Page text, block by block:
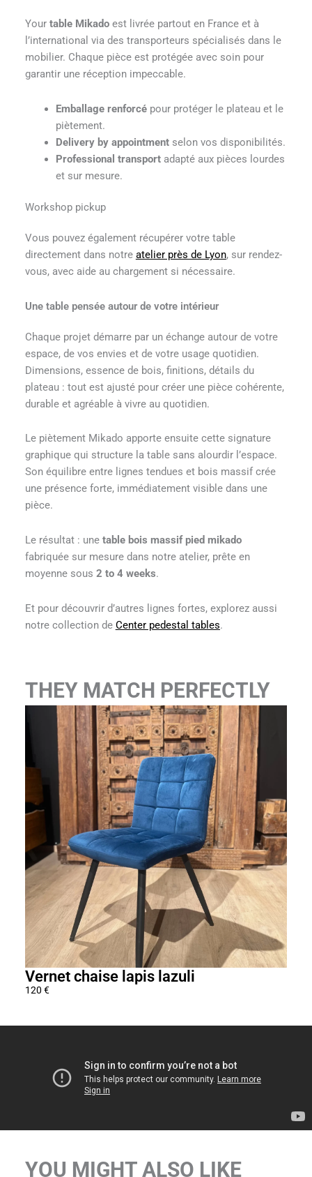
Your table Mikadoest livrée partout en France et à
l’international via des transporteurs spécialisés dans le
mobilier. Chaque pièce est protégée avec soin pour
garantir une réception impeccable.
Emballage renforcépour protéger le plateau et le
piètement.
Delivery by appointmentselon vos disponibilités.
Professional transportadapté aux pièces lourdes
et sur mesure.
Workshop pickup
Vous pouvez également récupérer votre table
directement dans notre atelier près de Lyon, sur rendez-
vous, avec aide au chargement si nécessaire.
Une table pensée autour de votre intérieur
Chaque projet démarre par un échange autour de votre
espace, de vos envies et de votre usage quotidien.
Dimensions, essence de bois, finitions, détails du
plateau : tout est ajusté pour créer une pièce cohérente,
durable et agréable à vivre au quotidien.
Le piètement Mikado apporte ensuite cette signature
graphique qui structure la table sans alourdir l’espace.
Son équilibre entre lignes tendues et bois massif crée
une présence forte, immédiatement visible dans une
pièce.
Le résultat : une table bois massif pied mikado
fabriquée sur mesure dans notre atelier, prête en
moyenne sous 2 to 4 weeks.
Et pour découvrir d’autres lignes fortes, explorez aussi
notre collection de Center pedestal tables.
THEY MATCH PERFECTLY
Vernet chaise lapis lazuli
120 €
YOU MIGHT ALSO LIKE